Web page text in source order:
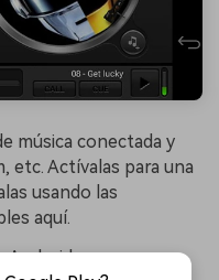
música conectada y
etc. Actívalas para una
usando las
aquí.
Android